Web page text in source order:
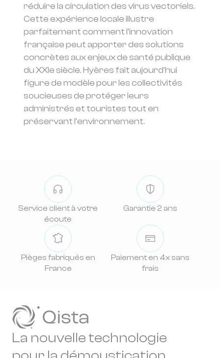
réduire la circulation des virus vectoriels.
Cette expérience locale illustre
parfaitement comment l’innovation
française peut apporter des solutions
concrètes aux enjeux de santé publique
du XXIe siècle. Hyères fait aujourd’hui
figure de modèle pour les collectivités
soucieuses de protéger leurs
administrés et touristes tout en
préservant l’environnement.
Service client à votre
écoute
Garantie 2 ans
Pièges fabriqués en
France
Paiement en 4x sans
frais
La nouvelle technologie